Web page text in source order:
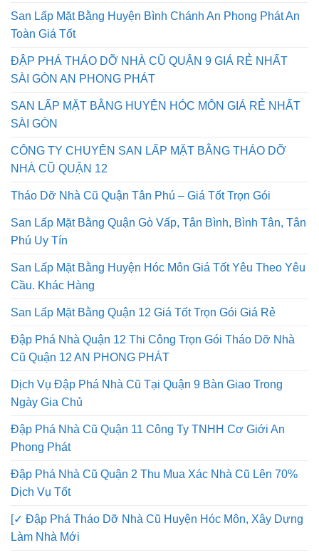
San Lấp Mặt Bằng Huyện Bình Chánh An Phong Phát An
Toàn Giá Tốt
ĐẬP PHÁ THÁO DỠ NHÀ CŨ QUẬN 9 GIÁ RẺ NHẤT
SÀI GÒN AN PHONG PHÁT
SAN LẤP MẶT BẰNG HUYỆN HÓC MÔN GIÁ RẺ NHẤT
SÀI GÒN
CÔNG TY CHUYÊN SAN LẤP MẶT BẰNG THÁO DỠ
NHÀ CŨ QUẬN 12
Tháo Dỡ Nhà Cũ Quận Tân Phú – Giá Tốt Trọn Gói
San Lấp Mặt Bằng Quận Gò Vấp, Tân Bình, Bình Tân, Tân
Phú Uy Tín
San Lấp Mặt Bằng Huyện Hóc Môn Giá Tốt Yêu Theo Yêu
Cầu. Khác Hàng
San Lấp Mặt Bằng Quận 12 Giá Tốt Trọn Gói Giá Rẻ
Đập Phá Nhà Quận 12 Thi Công Trọn Gói Tháo Dỡ Nhà
Cũ Quận 12 AN PHONG PHÁT
Dịch Vụ Đập Phá Nhà Cũ Tại Quận 9 Bàn Giao Trong
Ngày Gia Chủ
Đập Phá Nhà Cũ Quận 11 Công Ty TNHH Cơ Giới An
Phong Phát
Đập Phá Nhà Cũ Quận 2 Thu Mua Xác Nhà Cũ Lên 70%
Dịch Vụ Tốt
[✓ Đập Phá Tháo Dỡ Nhà Cũ Huyện Hóc Môn, Xây Dựng
Làm Nhà Mới